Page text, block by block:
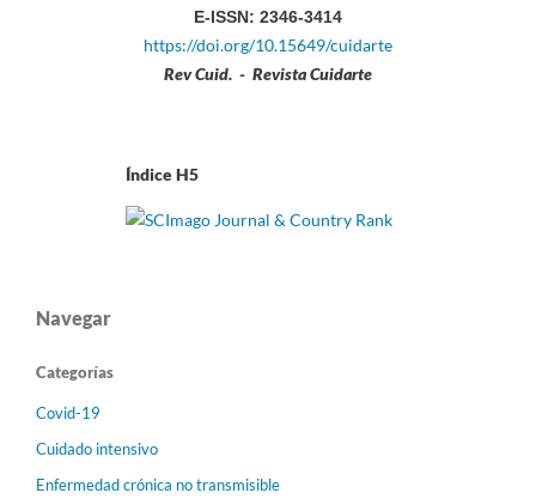
E-ISSN: 2346-3414
https://doi.org/10.15649/cuidarte
Rev Cuid. - Revista Cuidarte
Índice H5
Navegar
Categorías
Covid-19
Cuidado intensivo
Enfermedad crónica no transmisible